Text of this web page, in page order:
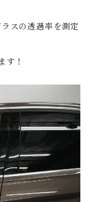
スの透過率を測定
す！